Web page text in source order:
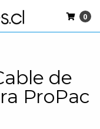
0
de
ProPac